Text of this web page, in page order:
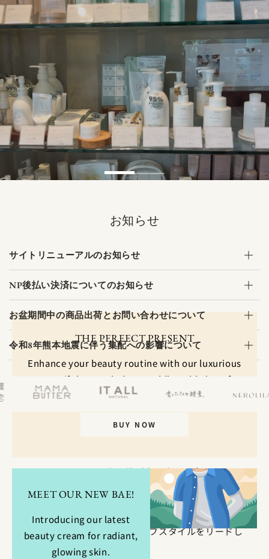
コンテンツにスキッ
プする
THE PERFECT PRESENT
Enhance your beauty routine with our luxurious
cream gift box. Includes a cuddly teddy bear for
added charm. Limited availability.
BUY NOW
MEET OUR NEW BAE!
Introducing our latest
beauty cream for radiant,
glowing skin.
お知らせ
サイトリニューアルのお知らせ
NP後払い決済についてのお知らせ
お盆期間中の商品出荷とお問い合わせについて
令和8年熊本地震に伴う集配への影響について
SINCERE GARDENで心と体が喜ぶ癒しを感じてもら
自分で自分を癒せるようになることで、
自分の周りの人も癒していけるように。
日々の自分を癒し、整えるライフスタイルをリードし
ていきます。